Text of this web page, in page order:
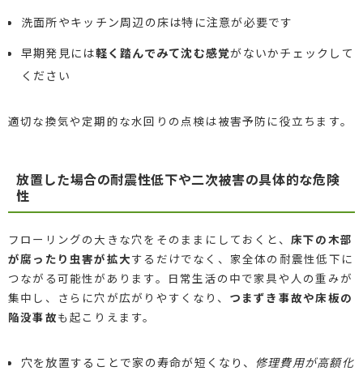
洗面所やキッチン周辺の床は特に注意が必要です
早期発見には軽く踏んでみて沈む感覚がないかチェックして
ください
適切な換気や定期的な水回りの点検は被害予防に役立ちます。
放置した場合の耐震性低下や二次被害の具体的な危険
性
フローリングの大きな穴をそのままにしておくと、 床下の木部
が腐ったり虫害が拡大するだけでなく、家全体の耐震性低下に
つながる可能性があります。日常生活の中で家具や人の重みが
集中し、さらに穴が広がりやすくなり、 つまずき事故や床板の
陥没事故も起こりえます。
穴を放置することで家の寿命が短くなり、 修理費用が高額化